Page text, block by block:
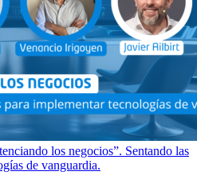
los negocios”. Sentando las
de vanguardia.